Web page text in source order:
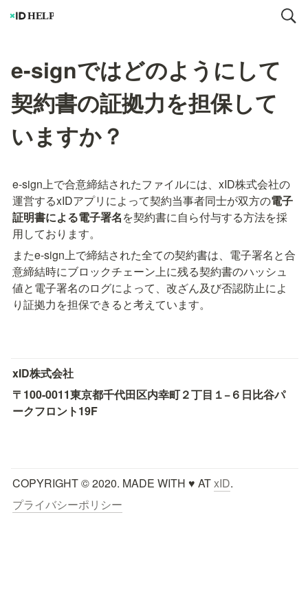
e-signではどのようにして
契約書の証拠力を担保して
いますか？
e-sign上で合意締結されたファイルには、xID株式会社の
運営するxIDアプリによって契約当事者同士が双方の電子
証明書による電子署名を契約書に自ら付与する方法を採
用しております。
またe-sign上で締結された全ての契約書は、電子署名と合
意締結時にブロックチェーン上に残る契約書のハッシュ
値と電子署名のログによって、改ざん及び否認防止によ
り証拠力を担保できると考えています。
xID株式会社
〒100-0011東京都千代田区内幸町２丁目１−６ 日比谷パ
ークフロント19F
COPYRIGHT © 2020. MADE WITH ♥ AT xID.
プライバシーポリシー